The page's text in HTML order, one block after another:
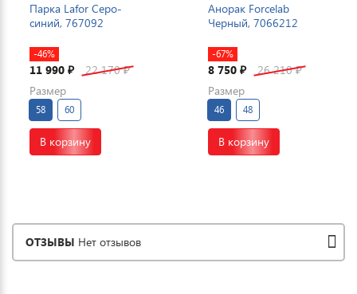
Парка Lafor Серо-
синий, 767092
-46%
11 990 ₽ 22 170₽
Размер
58 60
В корзину
Анорак Forcelab
Черный, 7066212
-67%
8 750 ₽ 26 210₽
Размер
46 48
В корзину
ОТЗЫВЫ Нет отзывов